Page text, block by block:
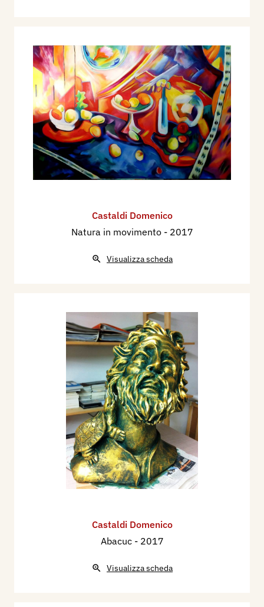
Castaldi Domenico
Natura in movimento - 2017
Visualizza scheda
Castaldi Domenico
Abacuc - 2017
Visualizza scheda